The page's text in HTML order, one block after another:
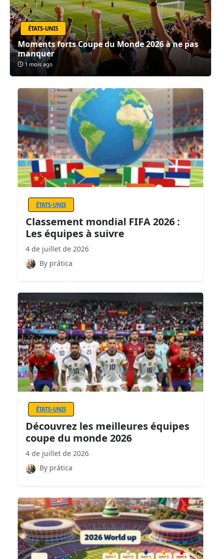
ÉTATS-UNIS
Moments forts Coupe du Monde 2026 à ne pas
manquer
1 mois ago
ÉTATS-UNIS
Classement mondial FIFA 2026 :
Les équipes à suivre
4 de juillet de 2026
By prática
ÉTATS-UNIS
Découvrez les meilleures équipes
coupe du monde 2026
4 de juillet de 2026
By prática